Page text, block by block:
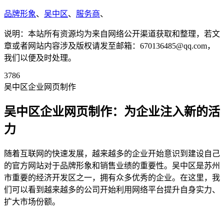
品牌形象、 吴中区、 服务商、
说明：本站所有资源均为来自网络公开渠道获取和整理，若文
章或者网站内容涉及版权请发至邮箱：670136485@qq.com，
我们以便及时处理。
3786
吴中区企业网页制作
吴中区企业网页制作：为企业注入新的活
力
随着互联网的快速发展，越来越多的企业开始意识到建设自己
的官方网站对于品牌形象和销售业绩的重要性。吴中区是苏州
市重要的经济开发区之一，拥有众多优秀的企业。在这里，我
们可以看到越来越多的公司开始利用网络平台提升自身实力、
扩大市场份额。